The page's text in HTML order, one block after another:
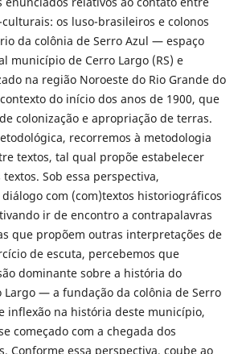
os luso-brasileiros e colonos
da colônia de Serro Azul — espaço
município de Cerro Largo (RS) e
na região Noroeste do Rio Grande do
do início dos anos de 1900, que
colonização e apropriação de terras.
recorremos à metodologia
textos, tal qual propõe estabelecer
Sob essa perspectiva,
com (com)textos historiográficos
ir de encontro a contrapalavras
que propõem outras interpretações de
de escuta, percebemos que
dominante sobre a história do
Largo — a fundação da colônia de Serro
inflexão na história deste município,
começado com a chegada dos
Conforme essa perspectiva, coube ao